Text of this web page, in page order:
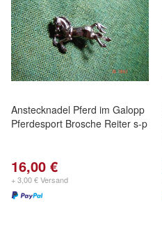
Anstecknadel Pferd im Galopp
Pferdesport Brosche Reiter s-p
16,00 €
+ 3,00 € Versand